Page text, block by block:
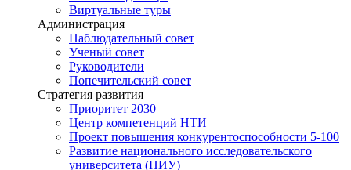
Виртуальные туры
Администрация
Наблюдательный совет
Ученый совет
Руководители
Попечительский совет
Стратегия развития
Приоритет 2030
Центр компетенций НТИ
Проект повышения конкурентоспособности 5-100
Развитие национального исследовательского
университета (НИУ)